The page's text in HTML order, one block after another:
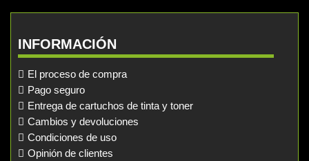
INFORMACIÓN
El proceso de compra
Pago seguro
Entrega de cartuchos de tinta y toner
Cambios y devoluciones
Condiciones de uso
Opinión de clientes